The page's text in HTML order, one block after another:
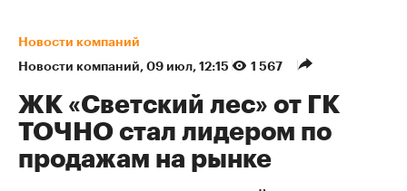
Новости компаний
Новости компаний⁠, 09 июл, 12:15 1 567
ЖК «Светский лес» от ГК
ТОЧНО стал лидером по
продажам на рынке